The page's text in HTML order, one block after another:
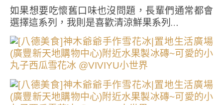
如果想要吃懷舊口味也沒問題，長輩們通常都會
選擇這系列，我則是喜歡清涼鮮果系列…